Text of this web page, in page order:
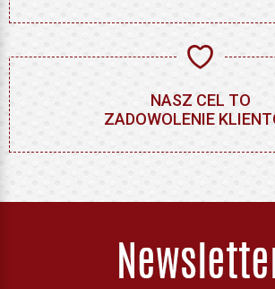
NASZ CEL TO
ZADOWOLENIE